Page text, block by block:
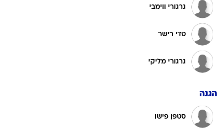
גרגורי ווימבי
טדי רישר
גרגורי מליקי
הגנה
סטפן פישו